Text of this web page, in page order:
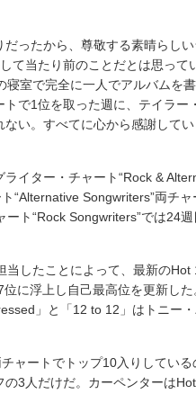
ったから、尊敬する素晴らしい
て当たり前のことだとは思って
室で完全に一人でアルバムを書
で1位を取った週に、テイラー
い。すべてに心から感謝して
イター・チャート“Rock &
“Alternative Songwriters”両チ
ト“Rock Songwriters”では24週
したことによって、最新のHot
に浮上し自己最高位を更新し
」と「12 to 12」はトニー
ャートでトップ10入りしている
3人だけだ。カーペンターは